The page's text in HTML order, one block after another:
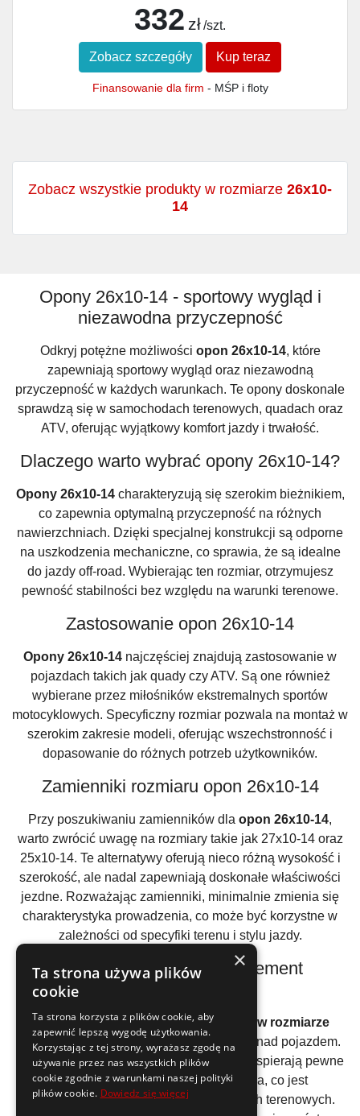
332 zł /szt.
Zobacz szczegóły Kup teraz
Finansowanie dla firm - MŚP i floty
Zobacz wszystkie produkty w rozmiarze 26x10-
14
Opony 26x10-14 - sportowy wygląd i
niezawodna przyczepność
Odkryj potężne możliwości opon 26x10-14, które
zapewniają sportowy wygląd oraz niezawodną
przyczepność w każdych warunkach. Te opony doskonale
sprawdzą się w samochodach terenowych, quadach oraz
ATV, oferując wyjątkowy komfort jazdy i trwałość.
Dlaczego warto wybrać opony 26x10-14?
Opony 26x10-14charakteryzują się szerokim bieżnikiem,
co zapewnia optymalną przyczepność na różnych
nawierzchniach. Dzięki specjalnej konstrukcji są odporne
na uszkodzenia mechaniczne, co sprawia, że są idealne
do jazdy off-road. Wybierając ten rozmiar, otrzymujesz
pewność stabilności bez względu na warunki terenowe.
Zastosowanie opon 26x10-14
Opony 26x10-14 najczęściej znajdują zastosowanie w
pojazdach takich jak quady czy ATV. Są one również
wybierane przez miłośników ekstremalnych sportów
motocyklowych. Specyficzny rozmiar pozwala na montaż w
szerokim zakresie modeli, oferując wszechstronność i
dopasowanie do różnych potrzeb użytkowników.
Zamienniki rozmiaru opon 26x10-14
Przy poszukiwaniu zamienników dla opon 26x10-14,
warto zwrócić uwagę na rozmiary takie jak 27x10-14 oraz
25x10-14. Te alternatywy oferują nieco różną wysokość i
szerokość, ale nadal zapewniają doskonałe właściwości
jezdne. Rozważając zamienniki, minimalnie zmienia się
charakterystyka prowadzenia, co może być korzystne w
zależności od specyfiki terenu i stylu jazdy.
Rozmiar 26x10-14 jako element
Bezpieczeństwo to podstawa, a opony w rozmiarze
26x10-14 gwarantują doskonałą kontrolę nad pojazdem.
Szeroki bieżnik i zoptymalizowany profil wspierają pewne
hamowanie oraz precyzję sterowania, co jest
niezastąpione w trudniejszych warunkach terenowych.
×
Ta strona używa plików
cookie
Ta strona korzysta z plików cookie, aby
zapewnić lepszą wygodę użytkowania.
Korzystając z tej strony, wyrażasz zgodę na
używanie przez nas wszystkich plików
cookie zgodnie z warunkami naszej polityki
plików cookie. Dowiedz się więcej